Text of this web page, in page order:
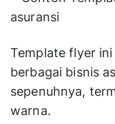
Template flyer
berbagai bisnis
sepenuhnya,
warna.